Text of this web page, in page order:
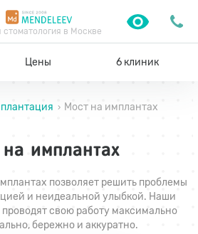
стоматология в Москве
Цены 6 клиник
› Мост на имплантах
имплантах
позволяет решить проблемы
и неидеальной улыбкой. Наши
свою работу максимально
бережно и аккуратно.